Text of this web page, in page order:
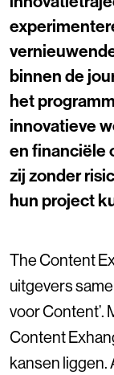
binnen de
het
innovatieve
en financiële
zij zonder
hun project
The Content
uitgevers
voor Content’.
Content
kansen liggen.